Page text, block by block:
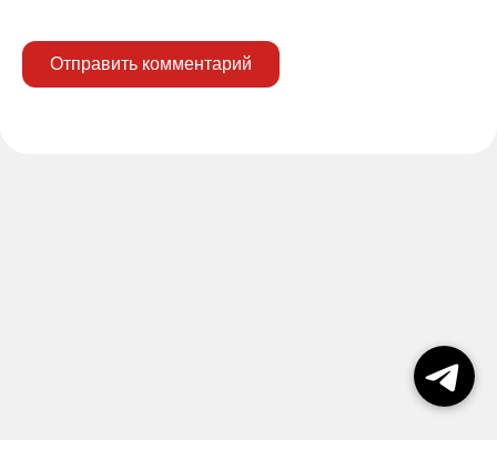
Отправить комментарий